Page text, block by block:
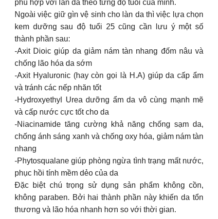
phù hợp với làn da theo từng độ tuổi của mình.
Ngoài việc giữ gìn vệ sinh cho làn da thì việc lựa chọn
kem dưỡng sau độ tuổi 25 cũng cần lưu ý một số
thành phần sau:
-Axit Dioic giúp da giảm nám tàn nhang đốm nâu và
chống lão hóa da sớm
-Axit Hyaluronic (hay còn gọi là H.A) giúp da cấp ẩm
và tránh các nếp nhăn tốt
-Hydroxyethyl Urea dưỡng ẩm da vô cùng mạnh mẽ
và cấp nước cực tốt cho da
-Niacinamide tăng cường khả năng chống sạm da,
chống ánh sáng xanh và chống oxy hóa, giảm nám tàn
nhang
-Phytosqualane giúp phòng ngừa tình trạng mất nước,
phục hồi tính mềm dẻo của da
Đặc biệt chú trọng sử dụng sản phẩm không cồn,
không paraben. Bởi hai thành phần này khiến da tổn
thương và lão hóa nhanh hơn so với thời gian.